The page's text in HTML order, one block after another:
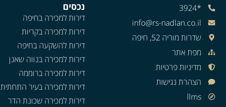
*3924
info@rs-nadlan.co.il
שדרות מוריה 52, חיפה
מפת אתר
מדיניות פרטיות
הצהרת נגישות
llms
נכסים
דירות למכירה בחיפה
דירות למכירה בקריות
דירות להשקעה בחיפה
דירות למכירה בנווה שאנן
דירות למכירה ברוממה
דירות למכירה בעיר התחתית
דירות למכירה שכונת הדר